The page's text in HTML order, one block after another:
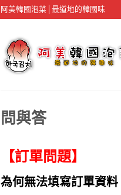
阿美韓國泡菜│最道地的韓國味
問與答
【訂單問題】
為何無法填寫訂單資料